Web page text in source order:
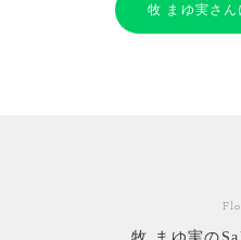
牧 まゆ実さ